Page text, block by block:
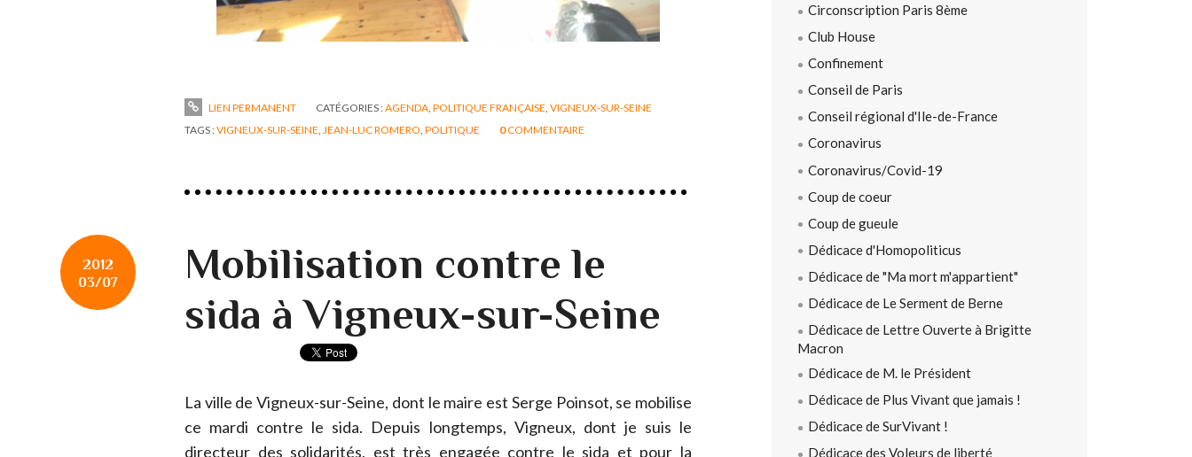
LIEN PERMANENT CATÉGORIES :AGENDA, POLITIQUE FRANÇAISE, VIGNEUX-SUR-SEINE
TAGS :VIGNEUX-SUR-SEINE, JEAN-LUC ROMERO, POLITIQUE 0COMMENTAIRE
2012
03/07
Mobilisation contre le
sida à Vigneux-sur-Seine
La ville de Vigneux-sur-Seine, dont le maire est Serge Poinsot, se mobilise
ce mardi contre le sida. Depuis longtemps, Vigneux, dont je suis le
directeur des solidarités, est très engagée contre le sida et pour la
Circonscription Paris 8ème
Club House
Confinement
Conseil de Paris
Conseil régional d'Ile-de-France
Coronavirus
Coronavirus/Covid-19
Coup de coeur
Coup de gueule
Dédicace d'Homopoliticus
Dédicace de "Ma mort m'appartient"
Dédicace de Le Serment de Berne
Dédicace de Lettre Ouverte à Brigitte
Macron
Dédicace de M. le Président
Dédicace de Plus Vivant que jamais !
Dédicace de SurVivant !
Dédicace des Voleurs de liberté